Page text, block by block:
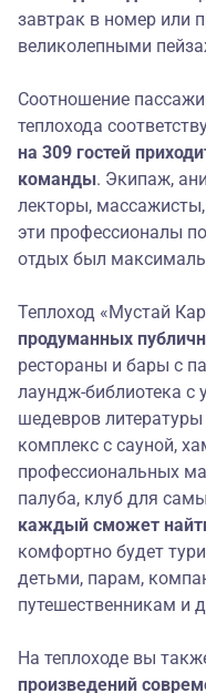
завтрак в номер или
великолепными
Соотношение
теплохода
на 309 гостей
команды. Экипаж,
лекторы,
эти профессионалы
отдых был
Теплоход «Мустай
продуманных
рестораны и бары с
лаундж-библиотека
шедевров
комплекс с сауной,
профессиональных
палуба, клуб для
каждый сможет
комфортно будет
детьми, парам,
путешественникам и
На теплоходе вы
произведений